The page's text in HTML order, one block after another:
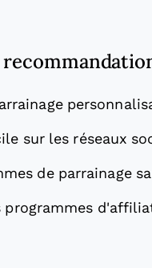
sur les réseaux
de parrainage
programmes